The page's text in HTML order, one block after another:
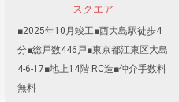
スクエア
■2025年10月竣工■西大島駅徒歩4
分■総戸数446戸■東京都江東区大島
4-6-17■地上14階 RC造■仲介手数料
無料